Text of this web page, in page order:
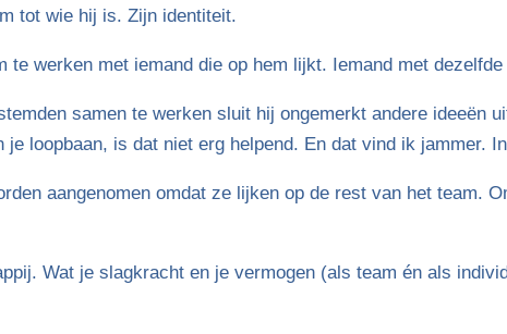
tot wie hij is. Zijn identiteit.
te werken met iemand die op hem lijkt. Iemand met
samen te werken sluit hij ongemerkt andere ideeën
je loopbaan, is dat niet erg helpend. En dat vind ik jammer.
aangenomen omdat ze lijken op de rest van het team.
Wat je slagkracht en je vermogen (als team én als